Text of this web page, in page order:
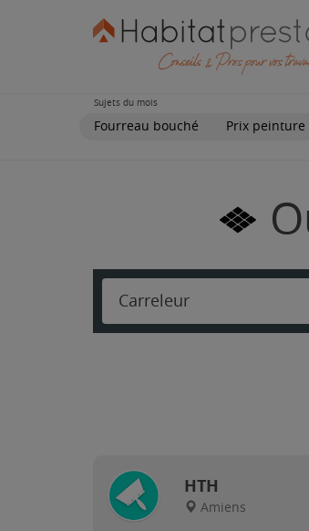
Sujets du mois
Fourreau bouché Prix peinture
Carreleur
HTH
Amiens